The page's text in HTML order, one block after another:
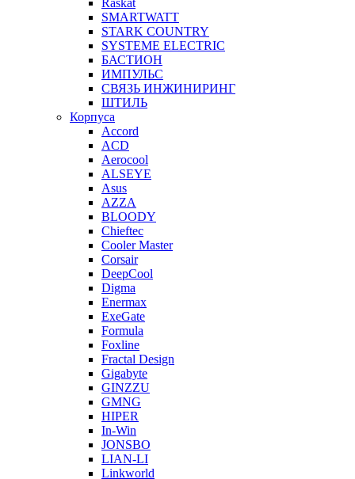
Raskat
SMARTWATT
STARK COUNTRY
SYSTEME ELECTRIC
БАСТИОН
ИМПУЛЬС
СВЯЗЬ ИНЖИНИРИНГ
ШТИЛЬ
Корпуса
Accord
ACD
Aerocool
ALSEYE
Asus
AZZA
BLOODY
Chieftec
Cooler Master
Corsair
DeepCool
Digma
Enermax
ExeGate
Formula
Foxline
Fractal Design
Gigabyte
GINZZU
GMNG
HIPER
In-Win
JONSBO
LIAN-LI
Linkworld